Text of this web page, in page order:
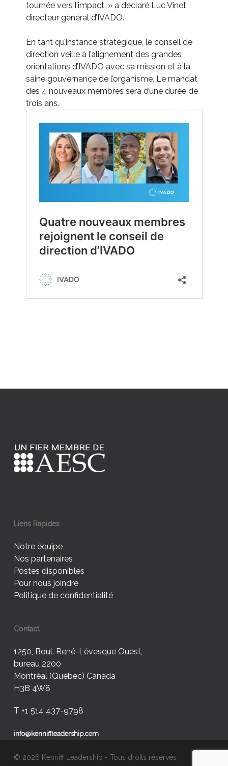
tournée vers l’impact. » a déclaré Luc Vinet,
directeur général d’IVADO.
En tant qu’instance stratégique, le conseil de
direction veille à l’alignement des grandes
orientations d’IVADO avec sa mission et à la
saine gouvernance de l’organisme. Le mandat
des 4 nouveaux membres sera d’une durée de
trois ans.
Liens Rapides
Notre équipe
Nos partenaires
Postes disponibles
Pour nous joindre
Politique de confidentialité
Contact
1250, Boul. René-Lévesque Ouest,
bureau 2200
Montréal (Québec) Canada
H3B 4W8
T +1 514 437-9798
info@kenniffleadership.com
© 2026 Kenniff Leadership - Tous droits réservés